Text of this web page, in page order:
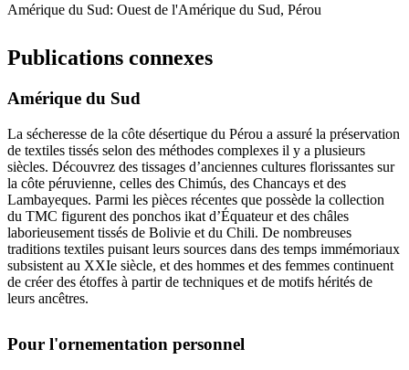
Amérique du Sud: Ouest de l'Amérique du Sud, Pérou
Publications connexes
Amérique du Sud
La sécheresse de la côte désertique du Pérou a assuré la préservation
de textiles tissés selon des méthodes complexes il y a plusieurs
siècles. Découvrez des tissages d’anciennes cultures florissantes sur
la côte péruvienne, celles des Chimús, des Chancays et des
Lambayeques. Parmi les pièces récentes que possède la collection
du TMC figurent des ponchos ikat d’Équateur et des châles
laborieusement tissés de Bolivie et du Chili. De nombreuses
traditions textiles puisant leurs sources dans des temps immémoriaux
subsistent au XXIe siècle, et des hommes et des femmes continuent
de créer des étoffes à partir de techniques et de motifs hérités de
leurs ancêtres.
Pour l'ornementation personnel